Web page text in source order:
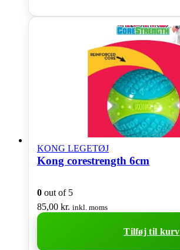
KONG LEGETØJ
Kong corestrength 6cm
0 out of 5
85,00 kr. inkl. moms
Tilføj til kurv